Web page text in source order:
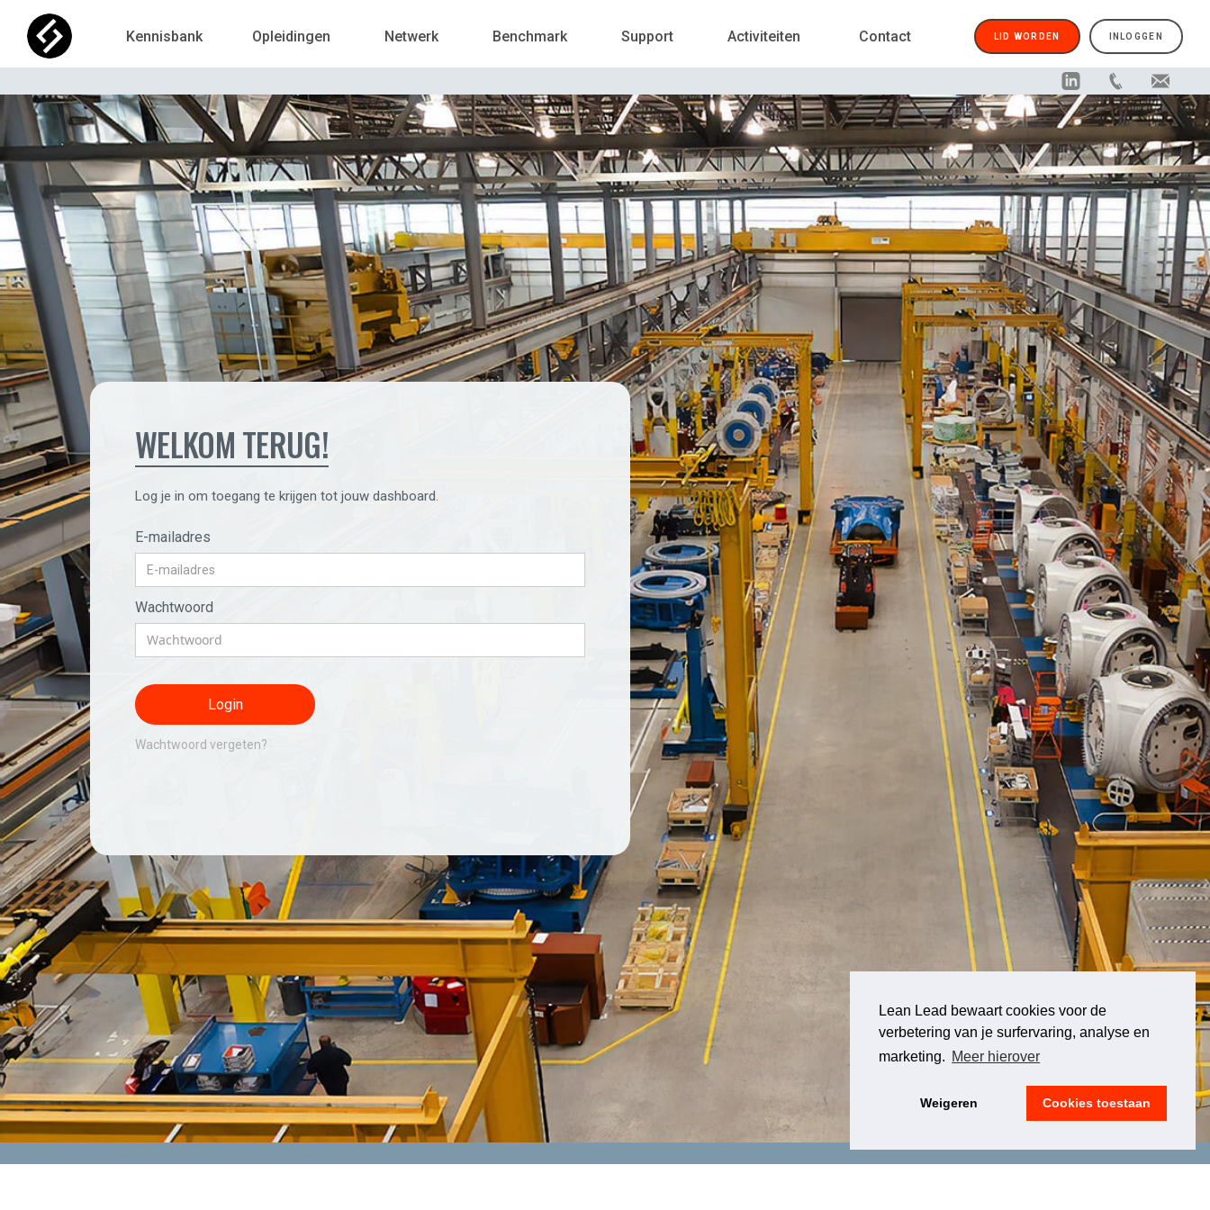
Lean Lead bewaart cookies voor de
verbetering van je surfervaring, analyse en
marketing. Meer hierover
Weigeren Cookies toestaan
LID WORDEN INLOGGEN
Kennisbank Opleidingen Netwerk Benchmark Support Activiteiten Contact
WELKOM TERUG!
Log je in om toegang te krijgen tot jouw dashboard.
E-mailadres
Wachtwoord
Wachtwoord vergeten?